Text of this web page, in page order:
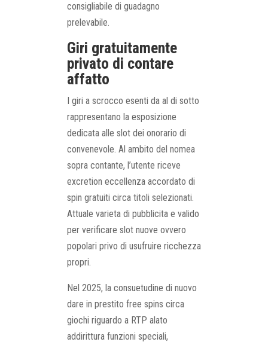
consigliabile di guadagno
prelevabile.
Giri gratuitamente
privato di contare
affatto
I giri a scrocco esenti da al di sotto
rappresentano la esposizione
dedicata alle slot dei onorario di
convenevole. Al ambito del nomea
sopra contante, l’utente riceve
excretion eccellenza accordato di
spin gratuiti circa titoli selezionati.
Attuale varieta di pubblicita e valido
per verificare slot nuove ovvero
popolari privo di usufruire ricchezza
propri.
Nel 2025, la consuetudine di nuovo
dare in prestito free spins circa
giochi riguardo a RTP alato
addirittura funzioni speciali,